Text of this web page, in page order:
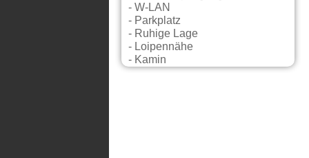
- W-LAN
- Parkplatz
- Ruhige Lage
- Loipennähe
- Kamin